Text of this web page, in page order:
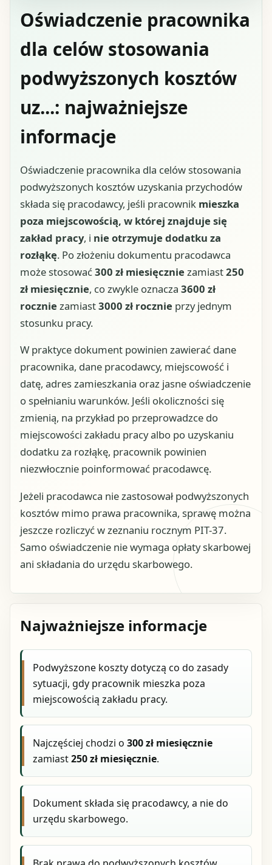
Oświadczenie pracownika
dla celów stosowania
podwyższonych kosztów
uz...: najważniejsze
informacje
Oświadczenie pracownika dla celów stosowania
podwyższonych kosztów uzyskania przychodów
składa się pracodawcy, jeśli pracownik mieszka
poza miejscowością, w której znajduje się
zakład pracy, i nie otrzymuje dodatku za
rozłąkę. Po złożeniu dokumentu pracodawca
może stosować300 zł miesięczniezamiast250
zł miesięcznie, co zwykle oznacza 3600 zł
roczniezamiast3000 zł rocznie przy jednym
stosunku pracy.
W praktyce dokument powinien zawierać dane
pracownika, dane pracodawcy, miejscowość i
datę, adres zamieszkania oraz jasne oświadczenie
o spełnianiu warunków. Jeśli okoliczności się
zmienią, na przykład po przeprowadzce do
miejscowości zakładu pracy albo po uzyskaniu
dodatku za rozłąkę, pracownik powinien
niezwłocznie poinformować pracodawcę.
Jeżeli pracodawca nie zastosował podwyższonych
kosztów mimo prawa pracownika, sprawę można
jeszcze rozliczyć w zeznaniu rocznym PIT-37.
Samo oświadczenie nie wymaga opłaty skarbowej
ani składania do urzędu skarbowego.
Najważniejsze informacje
Podwyższone koszty dotyczą co do zasady
sytuacji, gdy pracownik mieszka poza
miejscowością zakładu pracy.
Najczęściej chodzi o300 zł miesięcznie
zamiast250 zł miesięcznie.
Dokument składa się pracodawcy, a nie do
urzędu skarbowego.